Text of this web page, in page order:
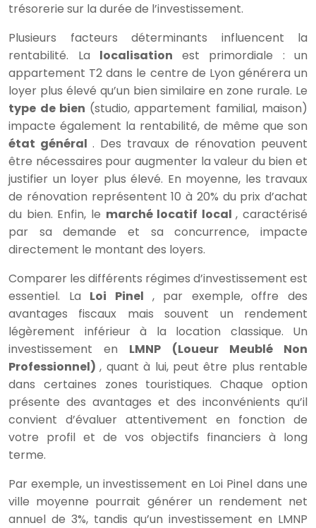
trésorerie sur la durée de l’investissement.
Plusieurs facteurs déterminants influencent la
rentabilité. La localisation est primordiale : un
appartement T2 dans le centre de Lyon générera un
loyer plus élevé qu’un bien similaire en zone rurale. Le
type de bien (studio, appartement familial, maison)
impacte également la rentabilité, de même que son
état général . Des travaux de rénovation peuvent
être nécessaires pour augmenter la valeur du bien et
justifier un loyer plus élevé. En moyenne, les travaux
de rénovation représentent 10 à 20% du prix d’achat
du bien. Enfin, le marché locatif local, caractérisé
par sa demande et sa concurrence, impacte
directement le montant des loyers.
Comparer les différents régimes d’investissement est
essentiel. La Loi Pinel , par exemple, offre des
avantages fiscaux mais souvent un rendement
légèrement inférieur à la location classique. Un
investissement en LMNP (Loueur Meublé Non
Professionnel), quant à lui, peut être plus rentable
dans certaines zones touristiques. Chaque option
présente des avantages et des inconvénients qu’il
convient d’évaluer attentivement en fonction de
votre profil et de vos objectifs financiers à long
terme.
Par exemple, un investissement en Loi Pinel dans une
ville moyenne pourrait générer un rendement net
annuel de 3%, tandis qu’un investissement en LMNP